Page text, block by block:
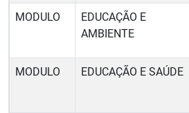
MODULO
EDUCAÇÃO E
AMBIENTE
MODULO EDUCAÇÃO E SAÚDE